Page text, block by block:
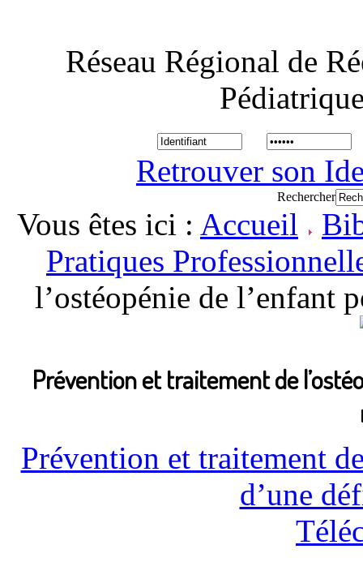
Réseau Régional de
Retrouver son
Rechercher
Vous êtes ici : Accueil
Pratiques
l’ostéopénie de l’enfant
Prévention et traitement de
Prévention et traitement
d’une